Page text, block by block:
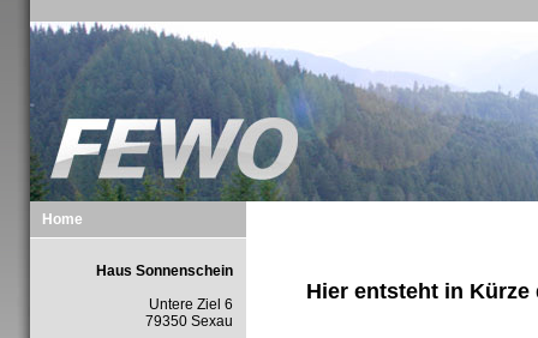
Home
Haus Sonnenschein
Untere Ziel 6
79350 Sexau
Hier entsteht in